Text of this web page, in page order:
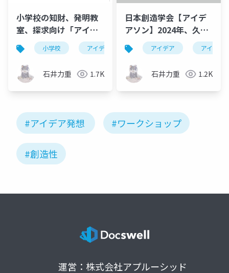
小学校の知財、発明教
室、探求向け「アイデ
アの授業」
小学校 アイデア 発想 発明教室
石井力重 1.7K
日本創造学会【アイデ
アソン】2024年、久留
米
アイデア アイデア
石井力重 1.2K
#アイデア発想 #ワークショップ
#創造性
運営：株式会社アプルーシッド